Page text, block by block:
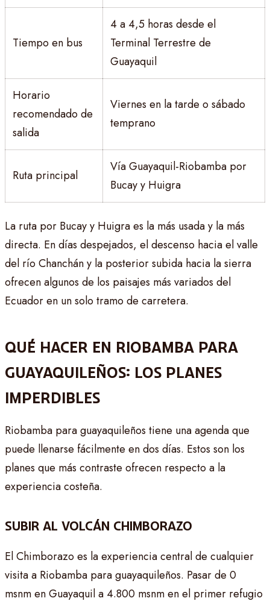
Tiempo en bus
4 a 4,5 horas desde el
Terminal Terrestre de
Guayaquil
Horario
recomendado de
salida
Viernes en la tarde o sábado
temprano
Ruta principal
Vía Guayaquil-Riobamba por
Bucay y Huigra
La ruta por Bucay y Huigra es la más usada y la más
directa. En días despejados, el descenso hacia el valle
del río Chanchán y la posterior subida hacia la sierra
ofrecen algunos de los paisajes más variados del
Ecuador en un solo tramo de carretera.
QUÉ HACER EN RIOBAMBA PARA
GUAYAQUILEÑOS: LOS PLANES
IMPERDIBLES
Riobamba para guayaquileños tiene una agenda que
puede llenarse fácilmente en dos días. Estos son los
planes que más contraste ofrecen respecto a la
experiencia costeña.
SUBIR AL VOLCÁN CHIMBORAZO
El Chimborazo es la experiencia central de cualquier
visita a Riobamba para guayaquileños. Pasar de 0
msnm en Guayaquil a 4.800 msnm en el primer refugio